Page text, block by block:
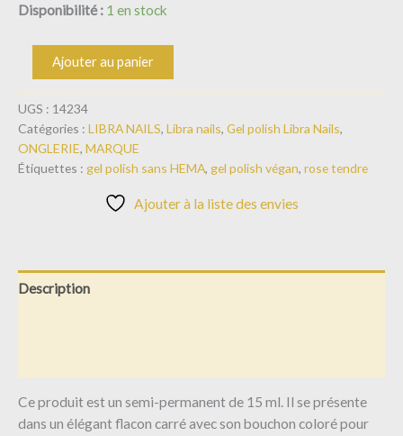
Disponibilité : 1 en stock
Ajouter au panier
UGS : 14234
Catégories : LIBRA NAILS, Libra nails, Gel polish Libra Nails,
ONGLERIE, MARQUE
Étiquettes : gel polish sans HEMA, gel polish végan, rose tendre
Ajouter à la liste des envies
Description
Ce produit est un semi-permanent de 15 ml. Il se présente
dans un élégant flacon carré avec son bouchon coloré pour